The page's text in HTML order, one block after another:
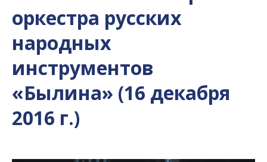
оркестра русских
народных
инструментов
«Былина» (16 декабря
2016 г.)